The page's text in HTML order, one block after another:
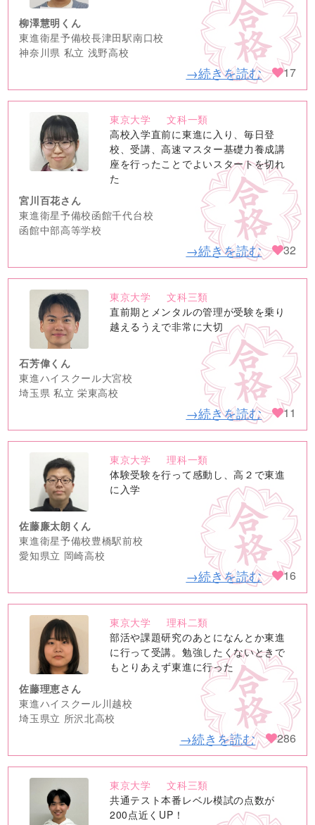
柳澤慧明くん
東進衛星予備校長津田駅南口校
神奈川県 私立 浅野高校
→続きを読む 17
no
image
東京大学
文科一類
高校入学直前に東進に入り、毎日登
校、受講、高速マスター基礎力養成講
座を行ったことでよいスタートを切れ
た
宮川百花さん
東進衛星予備校函館千代台校
函館中部高等学校
→続きを読む 32
no
image
東京大学
文科三類
直前期とメンタルの管理が受験を乗り
越えるうえで非常に大切
石芳偉くん
東進ハイスクール大宮校
埼玉県 私立 栄東高校
→続きを読む 11
no
image
東京大学
理科一類
体験受験を行って感動し、高２で東進
に入学
佐藤廉太朗くん
東進衛星予備校豊橋駅前校
愛知県立 岡崎高校
→続きを読む 16
no
image
東京大学
理科二類
部活や課題研究のあとになんとか東進
に行って受講。勉強したくないときで
もとりあえず東進に行った
佐藤理恵さん
東進ハイスクール川越校
埼玉県立 所沢北高校
→続きを読む 286
no
image
東京大学
文科三類
共通テスト本番レベル模試の点数が
200点近くUP！